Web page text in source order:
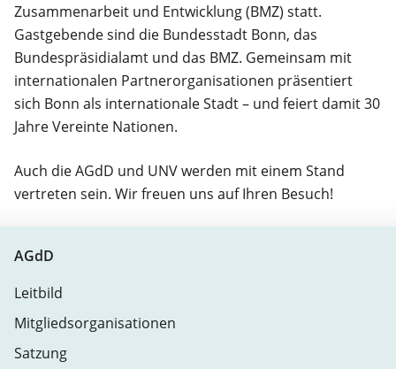
Zusammenarbeit und Entwicklung (BMZ) statt.
Gastgebende sind die Bundesstadt Bonn, das
Bundespräsidialamt und das BMZ. Gemeinsam mit
internationalen Partnerorganisationen präsentiert
sich Bonn als internationale Stadt – und feiert damit 30
Jahre Vereinte Nationen.
Auch die AGdD und UNV werden mit einem Stand
vertreten sein. Wir freuen uns auf Ihren Besuch!
AGdD
Leitbild
Mitgliedsorganisationen
Satzung